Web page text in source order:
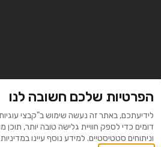
הפרטיות שלכם חשובה לנו
דומים כדי לספק חוויית גלישה טובה יותר, תוכן
וניתוחים סטטיסטיים. למידע נוסף עיינו